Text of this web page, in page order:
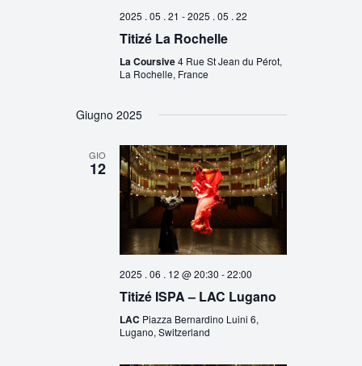
2025 . 05 . 21 -2025 . 05 . 22
Titizé La Rochelle
La Coursive4 Rue St Jean du Pérot,
La Rochelle, France
Giugno 2025
GIO
12
2025 . 06 . 12 @ 20:30 -22:00
Titizé ISPA – LAC Lugano
LAC Piazza Bernardino Luini 6,
Lugano, Switzerland